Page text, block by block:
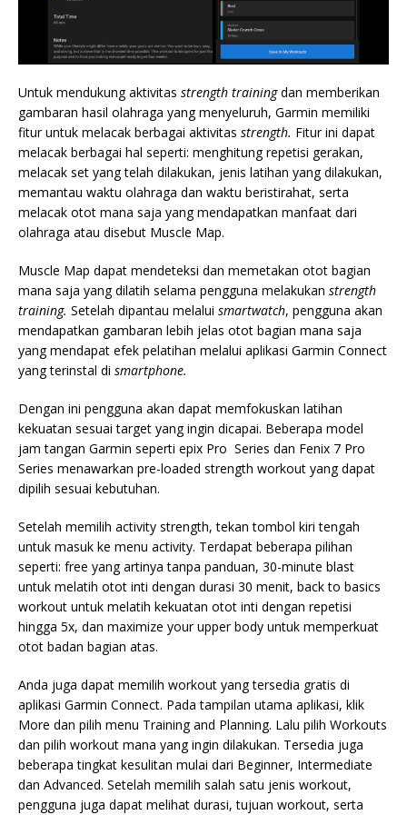
Untuk mendukung aktivitas strength trainingdan memberikan
gambaran hasil olahraga yang menyeluruh, Garmin memiliki
fitur untuk melacak berbagai aktivitas strength. Fitur ini dapat
melacak berbagai hal seperti: menghitung repetisi gerakan,
melacak set yang telah dilakukan, jenis latihan yang dilakukan,
memantau waktu olahraga dan waktu beristirahat, serta
melacak otot mana saja yang mendapatkan manfaat dari
olahraga atau disebut Muscle Map.
Muscle Map dapat mendeteksi dan memetakan otot bagian
mana saja yang dilatih selama pengguna melakukan strength
training. Setelah dipantau melalui smartwatch, pengguna akan
mendapatkan gambaran lebih jelas otot bagian mana saja
yang mendapat efek pelatihan melalui aplikasi Garmin Connect
yang terinstal di smartphone.
Dengan ini pengguna akan dapat memfokuskan latihan
kekuatan sesuai target yang ingin dicapai. Beberapa model
jam tangan Garmin seperti epix Pro Series dan Fenix 7 Pro
Series menawarkan pre-loaded strength workout yang dapat
dipilih sesuai kebutuhan.
Setelah memilih activity strength, tekan tombol kiri tengah
untuk masuk ke menu activity. Terdapat beberapa pilihan
seperti: free yang artinya tanpa panduan, 30-minute blast
untuk melatih otot inti dengan durasi 30 menit, back to basics
workout untuk melatih kekuatan otot inti dengan repetisi
hingga 5x, dan maximize your upper body untuk memperkuat
otot badan bagian atas.
Anda juga dapat memilih workout yang tersedia gratis di
aplikasi Garmin Connect. Pada tampilan utama aplikasi, klik
More dan pilih menu Training and Planning. Lalu pilih Workouts
dan pilih workout mana yang ingin dilakukan. Tersedia juga
beberapa tingkat kesulitan mulai dari Beginner, Intermediate
dan Advanced. Setelah memilih salah satu jenis workout,
pengguna juga dapat melihat durasi, tujuan workout, serta